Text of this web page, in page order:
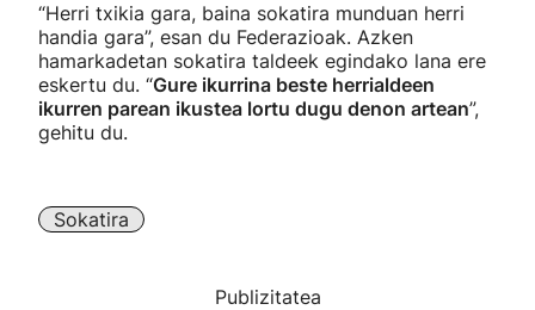
“Herri txikia gara, baina sokatira munduan herri
handia gara”, esan du Federazioak. Azken
hamarkadetan sokatira taldeek egindako lana ere
eskertu du. “Gure ikurrina beste herrialdeen
ikurren parean ikustea lortu dugu denon artean”,
gehitu du.
Sokatira
Publizitatea